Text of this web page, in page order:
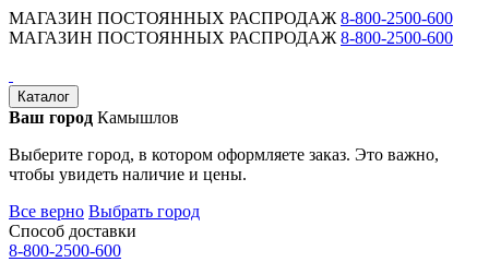
МАГАЗИН ПОСТОЯННЫХ РАСПРОДАЖ 8-800-2500-600
МАГАЗИН ПОСТОЯННЫХ РАСПРОДАЖ 8-800-2500-600
Каталог
Ваш город Камышлов
Выберите город, в котором оформляете заказ. Это важно,
чтобы увидеть наличие и цены.
Все верно Выбрать город
Способ доставки
8-800-2500-600